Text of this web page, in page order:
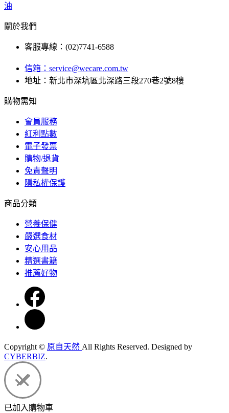
油
關於我們
客服專線：(02)7741-6588
信箱： service@wecare.com.tw
地址：新北市深坑區北深路三段270巷2號8樓
購物需知
會員服務
紅利點數
電子發票
購物/退貨
免責聲明
隱私權保護
商品分類
營養保健
嚴選食材
安心用品
精選書籍
推薦好物
Copyright © 原自天然 All Rights Reserved. Designed by
CYBERBIZ.
已加入購物車